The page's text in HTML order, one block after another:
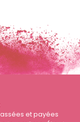
et payées